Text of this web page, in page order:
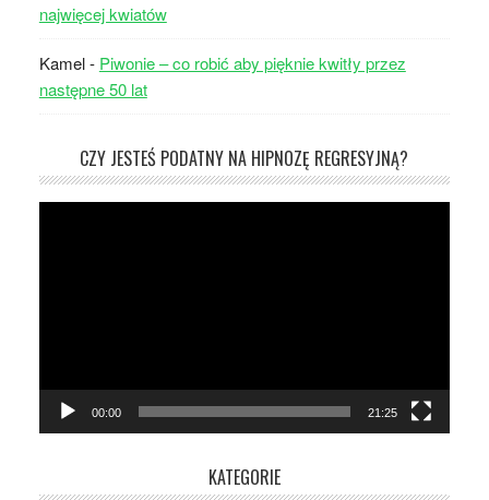
najwięcej kwiatów
Kamel- Piwonie – co robić aby pięknie kwitły przez
następne 50 lat
CZY JESTEŚ PODATNY NA HIPNOZĘ REGRESYJNĄ?
00:00 21:25
KATEGORIE